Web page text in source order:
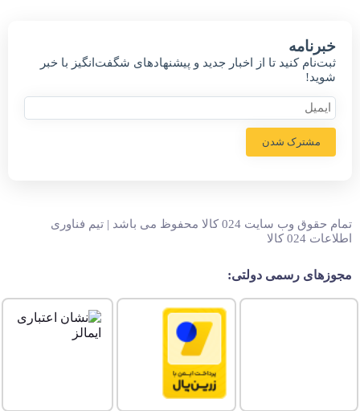
خبر‌نامه
ثبت‌نام کنید تا از اخبار جدید و پیشنهاد‌های شگفت‌انگیز با خبر
شوید!
مشترک شدن
تمام حقوق وب سایت 024 کالا محفوظ می باشد | تیم فناوری
اطلاعات 024 کالا
مجوزهای رسمی دولتی: